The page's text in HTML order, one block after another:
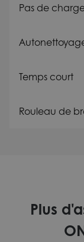
Pas de
Temps court
Rouleau de
Plus